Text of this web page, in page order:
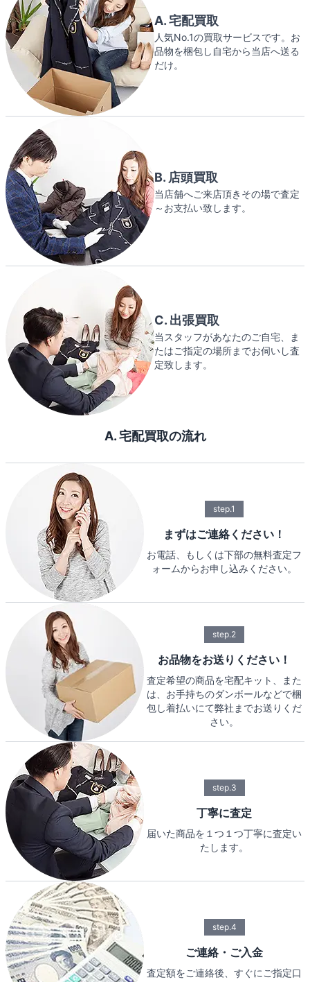
A. 宅配買取
人気No.1の買取サービスです。お
品物を梱包し自宅から当店へ送る
だけ。
B. 店頭買取
当店舗へご来店頂きその場で査定
～お支払い致します。
C. 出張買取
当スタッフがあなたのご自宅、ま
たはご指定の場所までお伺いし査
定致します。
A. 宅配買取の流れ
step.1
まずはご連絡ください！
お電話、もしくは下部の無料査定フ
ォームからお申し込みください。
step.2
お品物をお送りください！
査定希望の商品を宅配キット、また
は、お手持ちのダンボールなどで梱
包し着払いにて弊社までお送りくだ
さい。
step.3
丁寧に査定
届いた商品を１つ１つ丁寧に査定い
たします。
step.4
ご連絡・ご入金
査定額をご連絡後、すぐにご指定口